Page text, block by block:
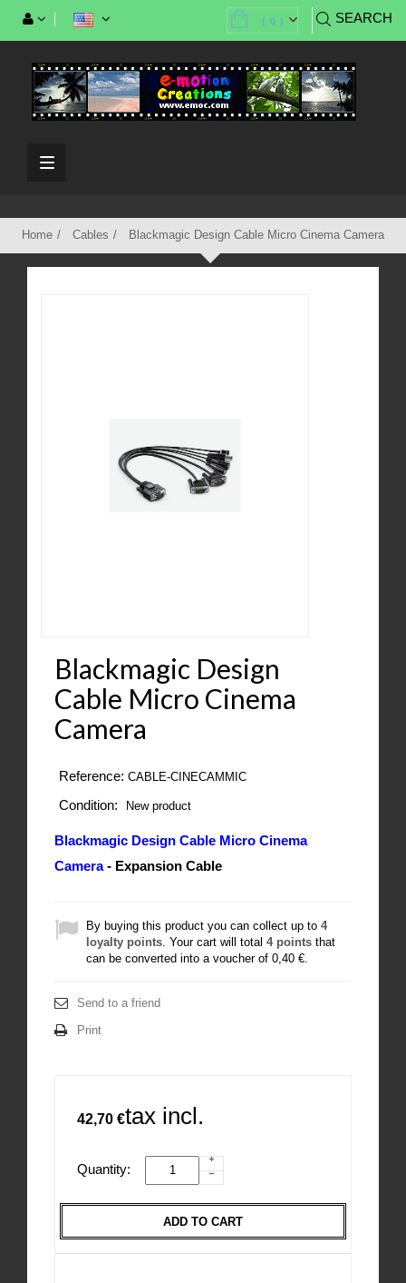
SEARCH
( 0 )
Home
Cables Blackmagic Design Cable Micro Cinema Camera
Blackmagic Design
Cable Micro Cinema
Camera
Reference: CABLE-CINECAMMIC
Condition: New product
Blackmagic Design Cable Micro Cinema
Camera- Expansion Cable
By buying this product you can collect up to 4
loyalty points . Your cart will total 4points that
can be converted into a voucher of 0,40 €
Send to a friend
Print
42,70 €tax incl.
Quantity:
ADD TO CART